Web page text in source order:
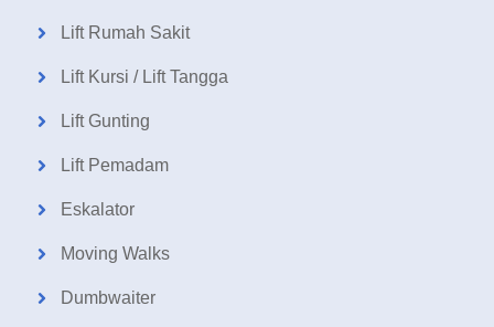
Lift Rumah Sakit
Lift Kursi / Lift Tangga
Lift Gunting
Lift Pemadam
Eskalator
Moving Walks
Dumbwaiter